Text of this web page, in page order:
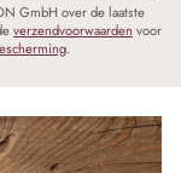
GmbH over de laatste
verzendvoorwaarden voor
.